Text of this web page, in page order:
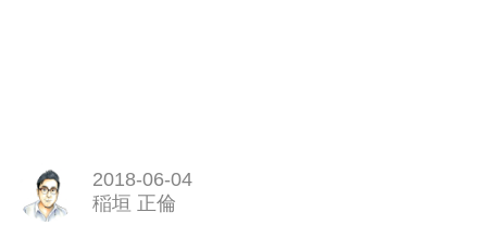
2018-06-04
稲垣 正倫